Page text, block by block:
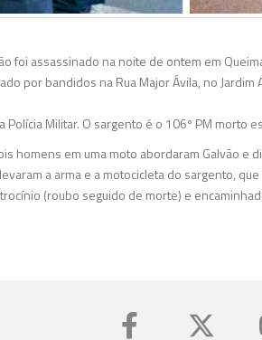
foi assassinado na noite de ontem em
por bandidos na Rua Major Ávila, no
Militar. O sargento é o 106º PM morto
homens em uma moto abordaram Galvão e
a arma e a motocicleta do sargento,
(roubo seguido de morte) e